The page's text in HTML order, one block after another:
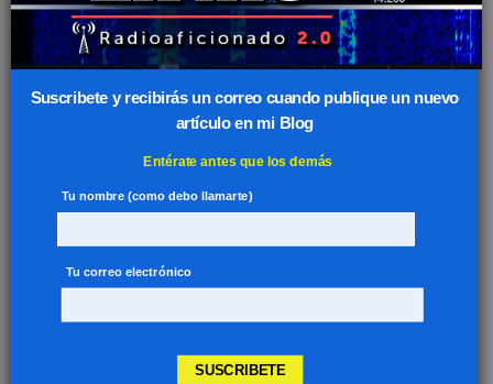
Sesiones de práctica – Concurso ARRL RTTY Roundup
diciembre 23, 2019
Suscribete y recibirás un correo cuando publique un nuevo
artículo en mi Blog
Entérate antes que los demás
Tu nombre (como debo llamarte)
SUSCRIBETE
Tu correo electrónico